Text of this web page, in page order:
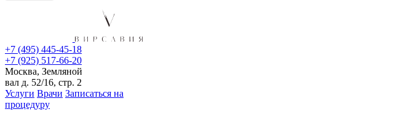
+7 (495) 445-45-18
+7 (925) 517-66-20
Москва, Земляной
вал д. 52/16, стр. 2
Услуги Врачи Записаться на
процедуру